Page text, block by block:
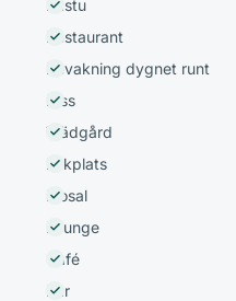
Bastu
Restaurant
Bevakning dygnet runt
Hiss
Trädgård
Lekplats
Biosal
Lounge
Café
Bar